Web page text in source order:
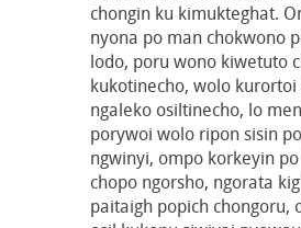
chongin ku kimukteghat.
nyona po man chokwono
lodo, poru wono kiwetuto
kukotinecho, wolo kurortoi
ngaleko osiltinecho, lo
porywoi wolo ripon sisin
ngwinyi, ompo korkeyin
chopo ngorsho, ngorata
paitaigh popich chongoru,